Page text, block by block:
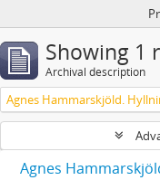
Showing 1
Archival description